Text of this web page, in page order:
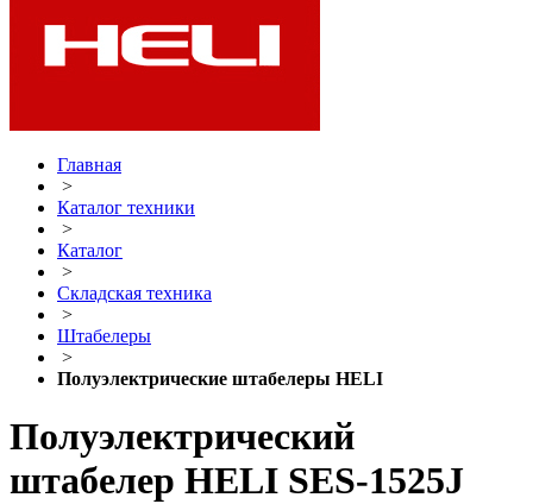
Главная
>
Каталог техники
>
Каталог
>
Складская техника
>
Штабелеры
>
Полуэлектрические штабелеры HELI
Полуэлектрический
штабелер HELI SES-1525J